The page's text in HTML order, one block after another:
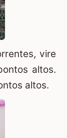
vire
altos.
altos.